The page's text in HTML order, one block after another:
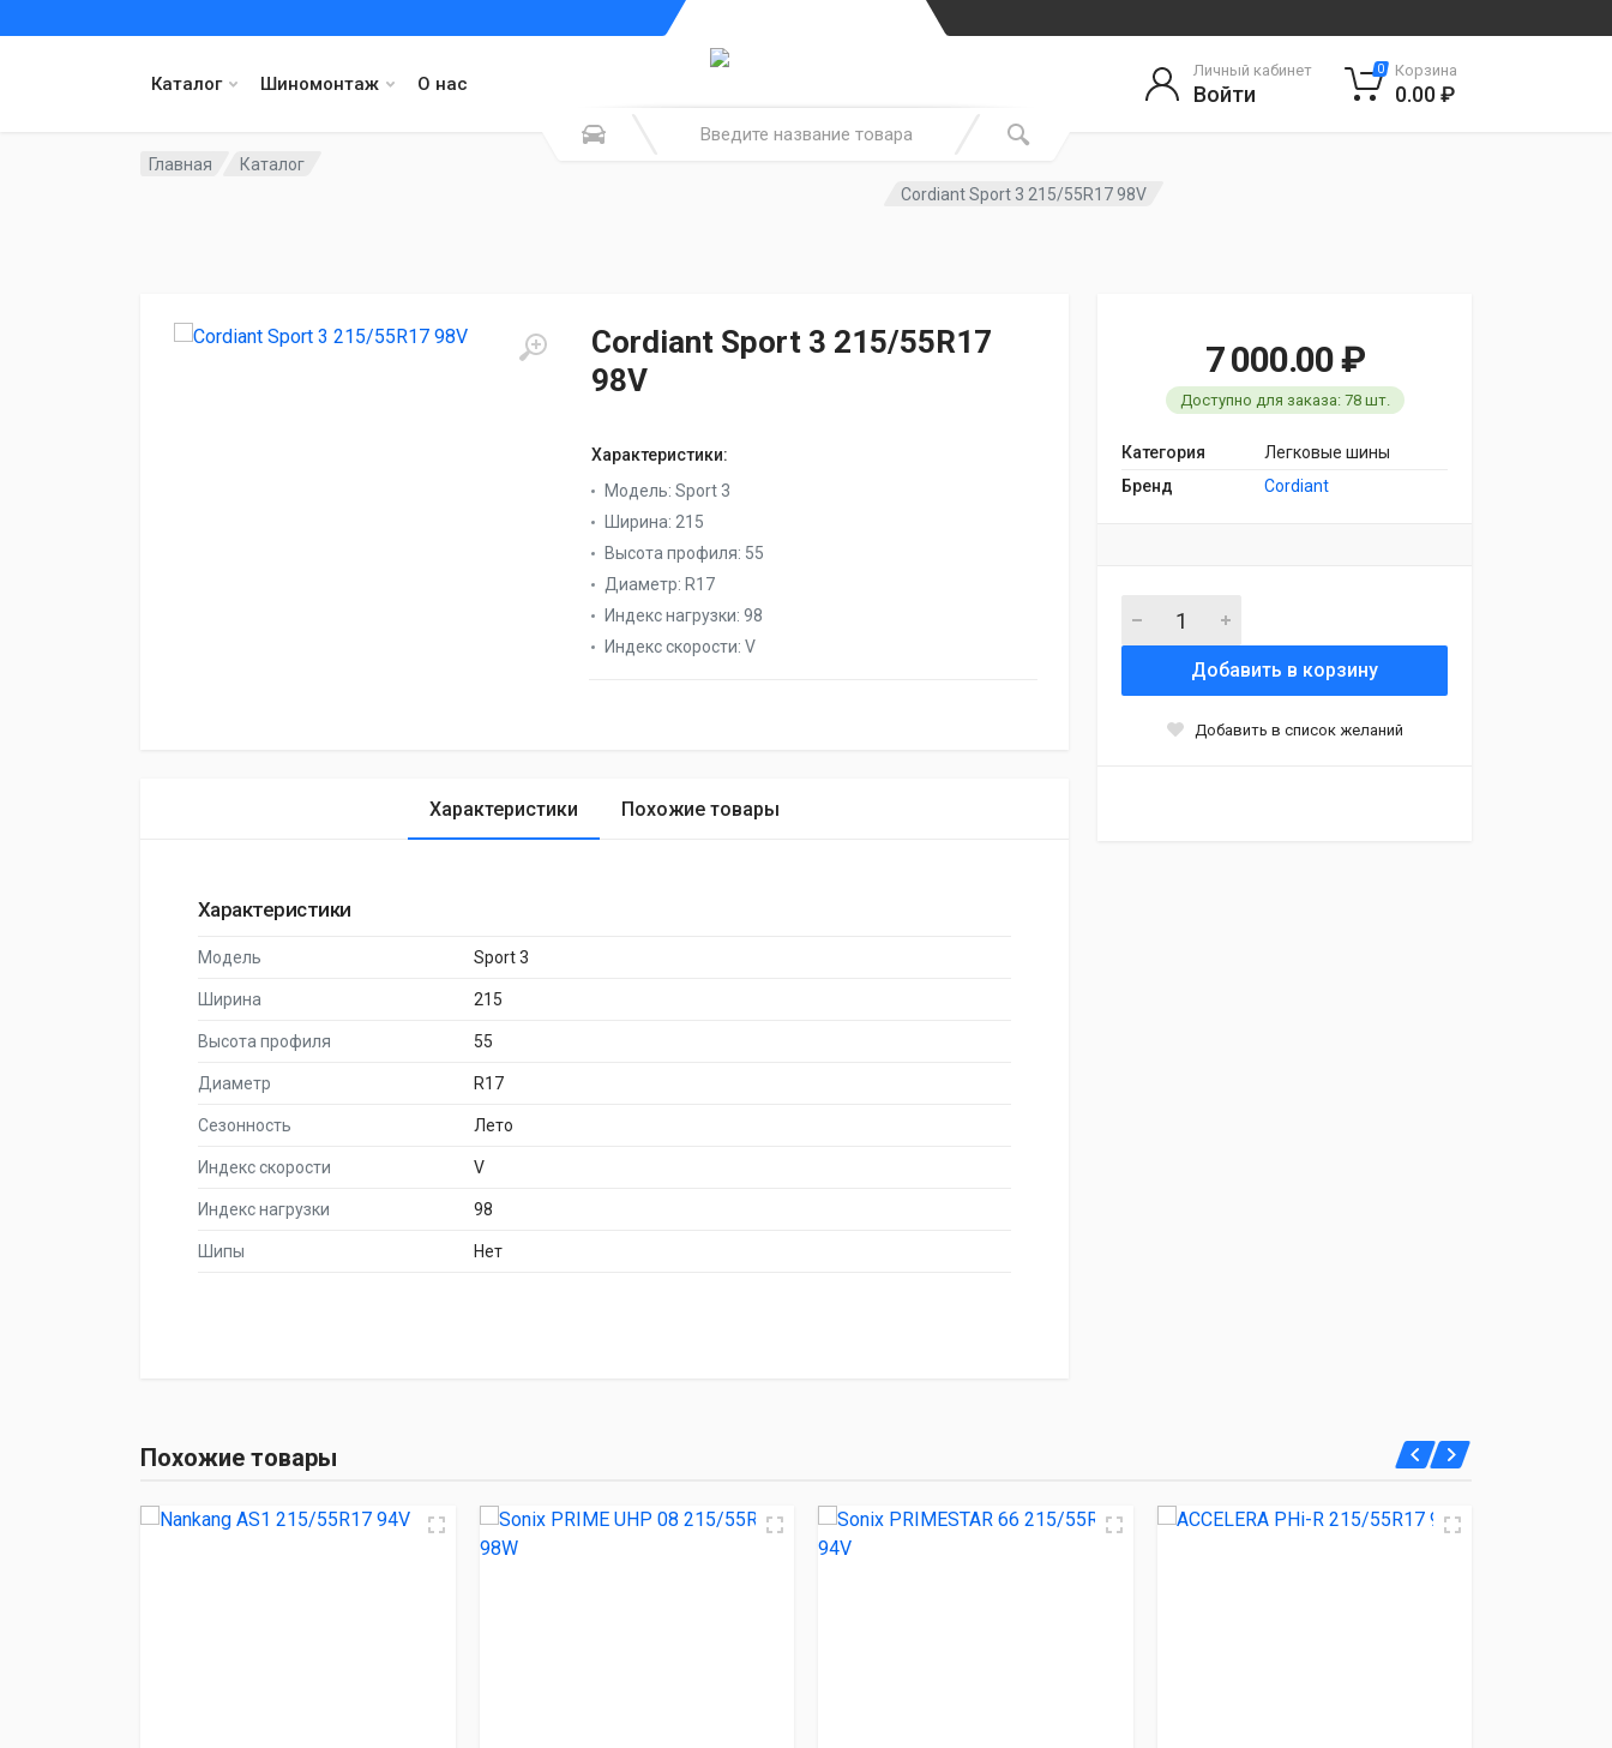
Каталог Шиномонтаж О нас
Личный кабинет
Войти
0 Корзина
0.00 ₽
Главная
Каталог
Cordiant Sport 3 215/55R17 98V
Cordiant Sport 3 215/55R17
98V
Характеристики:
Модель: Sport 3
Ширина: 215
Высота профиля: 55
Диаметр: R17
Индекс нагрузки: 98
Индекс скорости: V
7 000.00 ₽
Доступно для заказа: 78 шт.
Категория
Легковые шины
Бренд
Cordiant
Добавить в корзину
Добавить в список желаний
Характеристики Похожие товары
Характеристики
Модель Sport 3
Ширина 215
Высота профиля 55
Диаметр R17
Сезонность Лето
Индекс скорости V
Индекс нагрузки 98
Шипы Нет
Sonix PRIMESTAR 66 215/55R17 94V
Похожие товары